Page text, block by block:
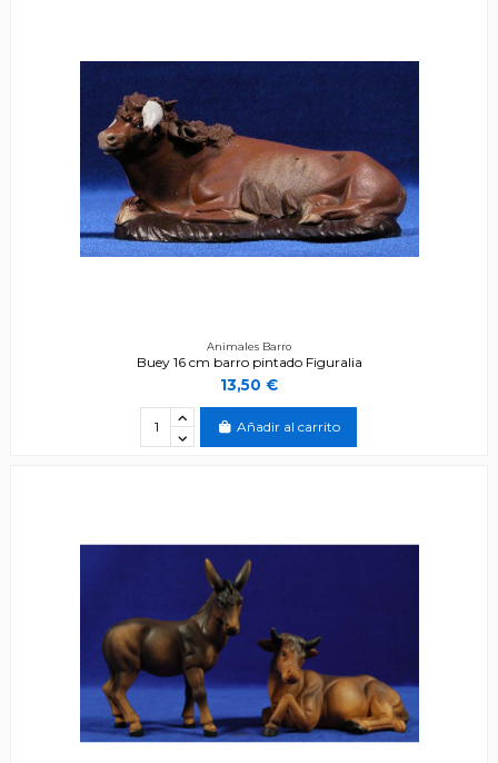
Animales Barro
Buey 16 cm barro pintado Figuralia
13,50 €
Añadir al carrito